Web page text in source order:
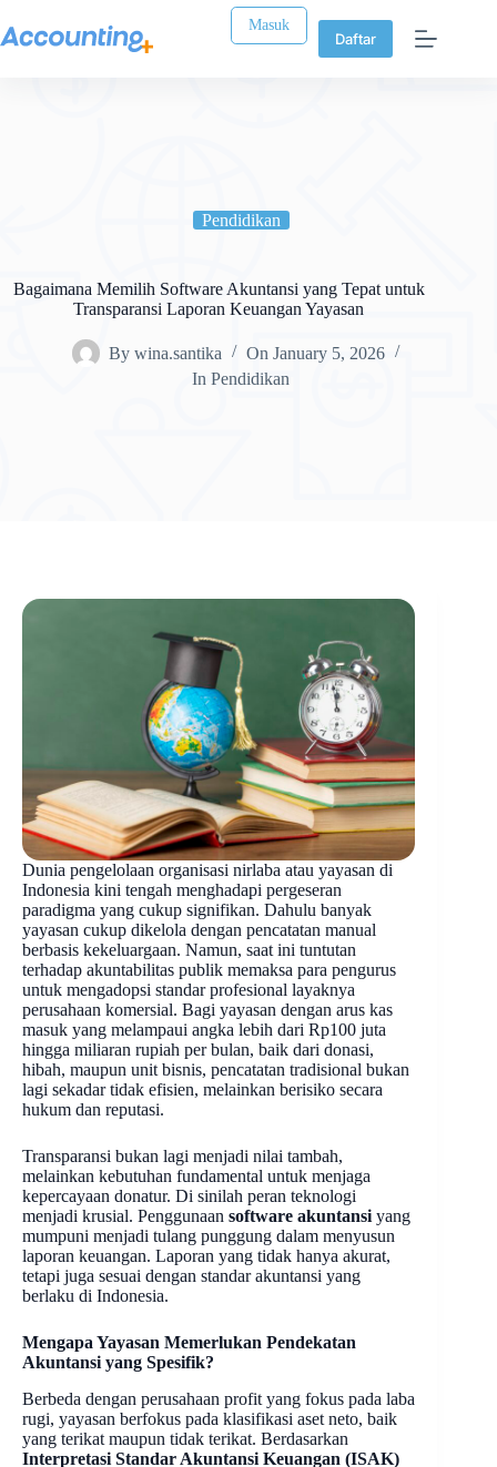
Masuk
Daftar
Pendidikan
Bagaimana Memilih Software Akuntansi yang Tepat untuk
Transparansi Laporan Keuangan Yayasan
By wina.santika On January 5, 2026
In Pendidikan
Dunia pengelolaan organisasi nirlaba atau yayasan di
Indonesia kini tengah menghadapi pergeseran
paradigma yang cukup signifikan. Dahulu banyak
yayasan cukup dikelola dengan pencatatan manual
berbasis kekeluargaan. Namun, saat ini tuntutan
terhadap akuntabilitas publik memaksa para pengurus
untuk mengadopsi standar profesional layaknya
perusahaan komersial. Bagi yayasan dengan arus kas
masuk yang melampaui angka lebih dari Rp100 juta
hingga miliaran rupiah per bulan, baik dari donasi,
hibah, maupun unit bisnis, pencatatan tradisional bukan
lagi sekadar tidak efisien, melainkan berisiko secara
hukum dan reputasi.
Transparansi bukan lagi menjadi nilai tambah,
melainkan kebutuhan fundamental untuk menjaga
kepercayaan donatur. Di sinilah peran teknologi
menjadi krusial. Penggunaan software akuntansi yang
mumpuni menjadi tulang punggung dalam menyusun
laporan keuangan. Laporan yang tidak hanya akurat,
tetapi juga sesuai dengan standar akuntansi yang
berlaku di Indonesia.
Mengapa Yayasan Memerlukan Pendekatan
Akuntansi yang Spesifik?
Berbeda dengan perusahaan profit yang fokus pada laba
rugi, yayasan berfokus pada klasifikasi aset neto, baik
yang terikat maupun tidak terikat. Berdasarkan
Interpretasi Standar Akuntansi Keuangan (ISAK)